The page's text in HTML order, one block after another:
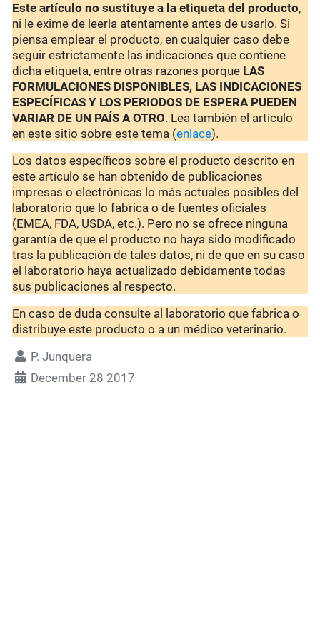
Este artículo no sustituye a la etiqueta del producto,
ni le exime de leerla atentamente antes de usarlo. Si
piensa emplear el producto, en cualquier caso debe
seguir estrictamente las indicaciones que contiene
dicha etiqueta, entre otras razones porque LAS
FORMULACIONES DISPONIBLES, LAS INDICACIONES
ESPECÍFICAS Y LOS PERIODOS DE ESPERA PUEDEN
VARIAR DE UN PAÍS A OTRO. Lea también el artículo
en este sitio sobre este tema (enlace).
Los datos específicos sobre el producto descrito en
este artículo se han obtenido de publicaciones
impresas o electrónicas lo más actuales posibles del
laboratorio que lo fabrica o de fuentes oficiales
(EMEA, FDA, USDA, etc.). Pero no se ofrece ninguna
garantía de que el producto no haya sido modificado
tras la publicación de tales datos, ni de que en su caso
el laboratorio haya actualizado debidamente todas
sus publicaciones al respecto.
En caso de duda consulte al laboratorio que fabrica o
distribuye este producto o a un médico veterinario.
P. Junquera
December 28 2017